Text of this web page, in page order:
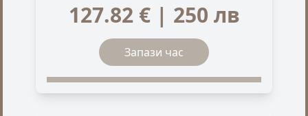
127.82 € | 250 лв
Запази час